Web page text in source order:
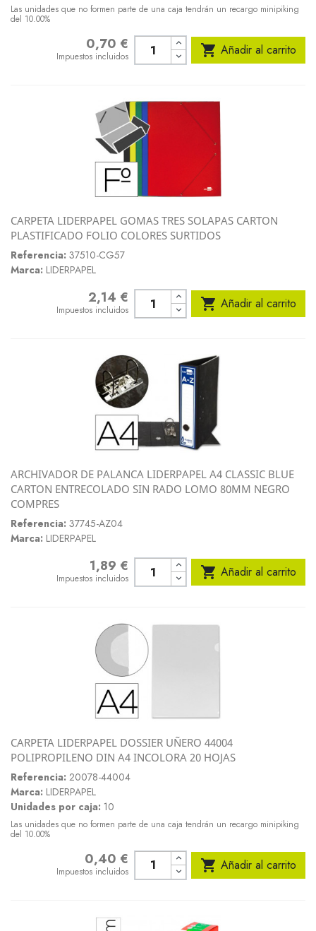
Las unidades que no formen parte de una caja tendrán un recargo minipiking
del 10.00%
0,70 €
Impuestos incluidos  Añadir al carrito
CARPETA LIDERPAPEL GOMAS TRES SOLAPAS CARTON
PLASTIFICADO FOLIO COLORES SURTIDOS
Referencia: 37510-CG57
Marca: LIDERPAPEL
2,14 €
Impuestos incluidos  Añadir al carrito
ARCHIVADOR DE PALANCA LIDERPAPEL A4 CLASSIC BLUE
CARTON ENTRECOLADO SIN RADO LOMO 80MM NEGRO
COMPRES
Referencia: 37745-AZ04
Marca: LIDERPAPEL
1,89 €
Impuestos incluidos  Añadir al carrito
CARPETA LIDERPAPEL DOSSIER UÑERO 44004
POLIPROPILENO DIN A4 INCOLORA 20 HOJAS
Referencia: 20078-44004
Marca: LIDERPAPEL
Unidades por caja: 10
Las unidades que no formen parte de una caja tendrán un recargo minipiking
del 10.00%
0,40 €
Impuestos incluidos  Añadir al carrito